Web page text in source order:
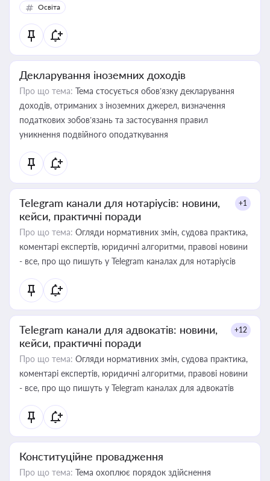
Освіта
Декларування іноземних доходів
Про що тема: Тема стосується обов’язку декларування
доходів, отриманих з іноземних джерел, визначення
податкових зобов’язань та застосування правил
уникнення подвійного оподаткування
Telegram канали для нотаріусів: новини,
кейси, практичні поради
+1
Про що тема: Огляди нормативних змін, судова практика,
коментарі експертів, юридичні алгоритми, правові новини
- все, про що пишуть у Telegram каналах для нотаріусів
Telegram канали для адвокатів: новини,
кейси, практичні поради
+12
Про що тема: Огляди нормативних змін, судова практика,
коментарі експертів, юридичні алгоритми, правові новини
- все, про що пишуть у Telegram каналах для адвокатів
Конституційне провадження
Про що тема: Тема охоплює порядок здійснення